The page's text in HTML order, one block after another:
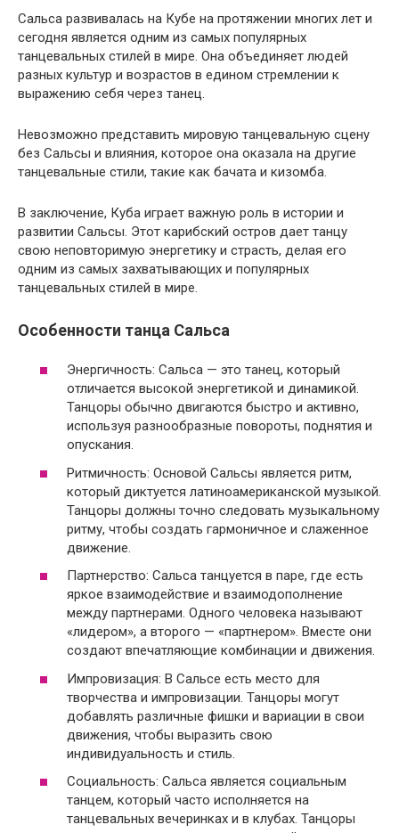
Сальса развивалась на Кубе на протяжении многих лет и
сегодня является одним из самых популярных
танцевальных стилей в мире. Она объединяет людей
разных культур и возрастов в едином стремлении к
выражению себя через танец.
Невозможно представить мировую танцевальную сцену
без Сальсы и влияния, которое она оказала на другие
танцевальные стили, такие как бачата и кизомба.
В заключение, Куба играет важную роль в истории и
развитии Сальсы. Этот карибский остров дает танцу
свою неповторимую энергетику и страсть, делая его
одним из самых захватывающих и популярных
танцевальных стилей в мире.
Особенности танца Сальса
Энергичность: Сальса — это танец, который
отличается высокой энергетикой и динамикой.
Танцоры обычно двигаются быстро и активно,
используя разнообразные повороты, поднятия и
опускания.
Ритмичность: Основой Сальсы является ритм,
который диктуется латиноамериканской музыкой.
Танцоры должны точно следовать музыкальному
ритму, чтобы создать гармоничное и слаженное
движение.
Партнерство: Сальса танцуется в паре, где есть
яркое взаимодействие и взаимодополнение
между партнерами. Одного человека называют
«лидером», а второго — «партнером». Вместе они
создают впечатляющие комбинации и движения.
Импровизация: В Сальсе есть место для
творчества и импровизации. Танцоры могут
добавлять различные фишки и вариации в свои
движения, чтобы выразить свою
индивидуальность и стиль.
Социальность: Сальса является социальным
танцем, который часто исполняется на
танцевальных вечеринках и в клубах. Танцоры